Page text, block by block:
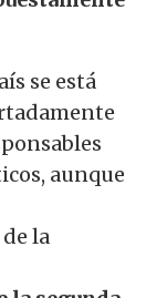
se está
aunque
la